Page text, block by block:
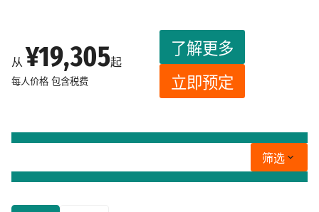
从 ¥19,305起
每人价格 包含税费
了解更多
立即预定
筛选